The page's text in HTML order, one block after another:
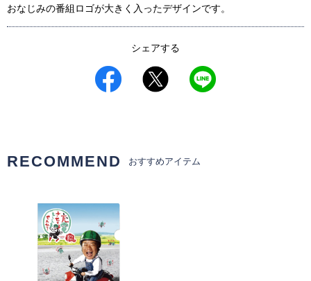
おなじみの番組ロゴが大きく入ったデザインです。
シェアする
RECOMMEND おすすめアイテム